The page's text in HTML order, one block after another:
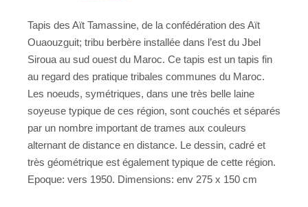
Tapis des Aït Tamassine, de la confédération des Aït
Ouaouzguit; tribu berbère installée dans l’est du Jbel
Siroua au sud ouest du Maroc. Ce tapis est un tapis fin
au regard des pratique tribales communes du Maroc.
Les noeuds, symétriques, dans une très belle laine
soyeuse typique de ces région, sont couchés et séparés
par un nombre important de trames aux couleurs
alternant de distance en distance. Le dessin, cadré et
très géométrique est également typique de cette région.
Epoque: vers 1950. Dimensions: env 275 x 150 cm